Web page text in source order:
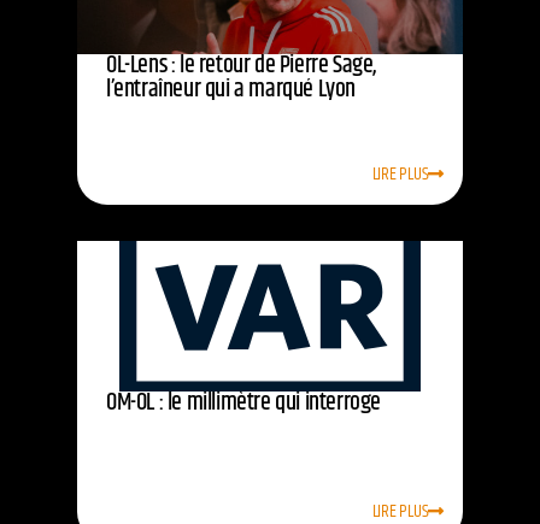
OL-Lens : le retour de Pierre Sage,
l’entraîneur qui a marqué Lyon
LIRE PLUS
OM-OL : le millimètre qui interroge
LIRE PLUS